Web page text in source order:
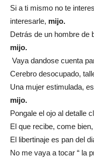
Si a ti mismo no te
interesarle, mijo.
Detrás de un hombre de
mijo.
Vaya dandose cuenta
Cerebro desocupado,
Una mujer estimulada,
mijo.
Pongale el ojo al detalle
El que recibe, come
El libertinaje es pan del
No me vaya a tocar “ la